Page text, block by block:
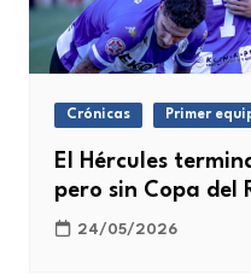
Crónicas Primer
El Hércules
pero sin Copa del
24/05/2026